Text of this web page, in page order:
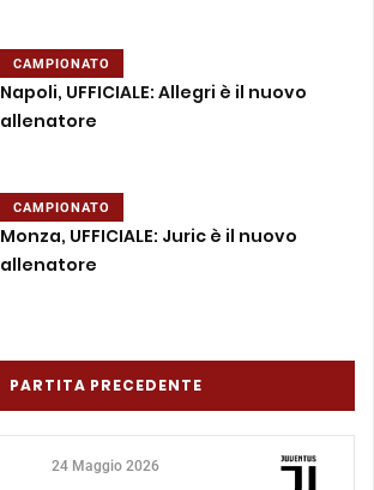
CAMPIONATO
Napoli, UFFICIALE: Allegri è il nuovo
allenatore
CAMPIONATO
Monza, UFFICIALE: Juric è il nuovo
allenatore
PARTITA PRECEDENTE
24 Maggio 2026